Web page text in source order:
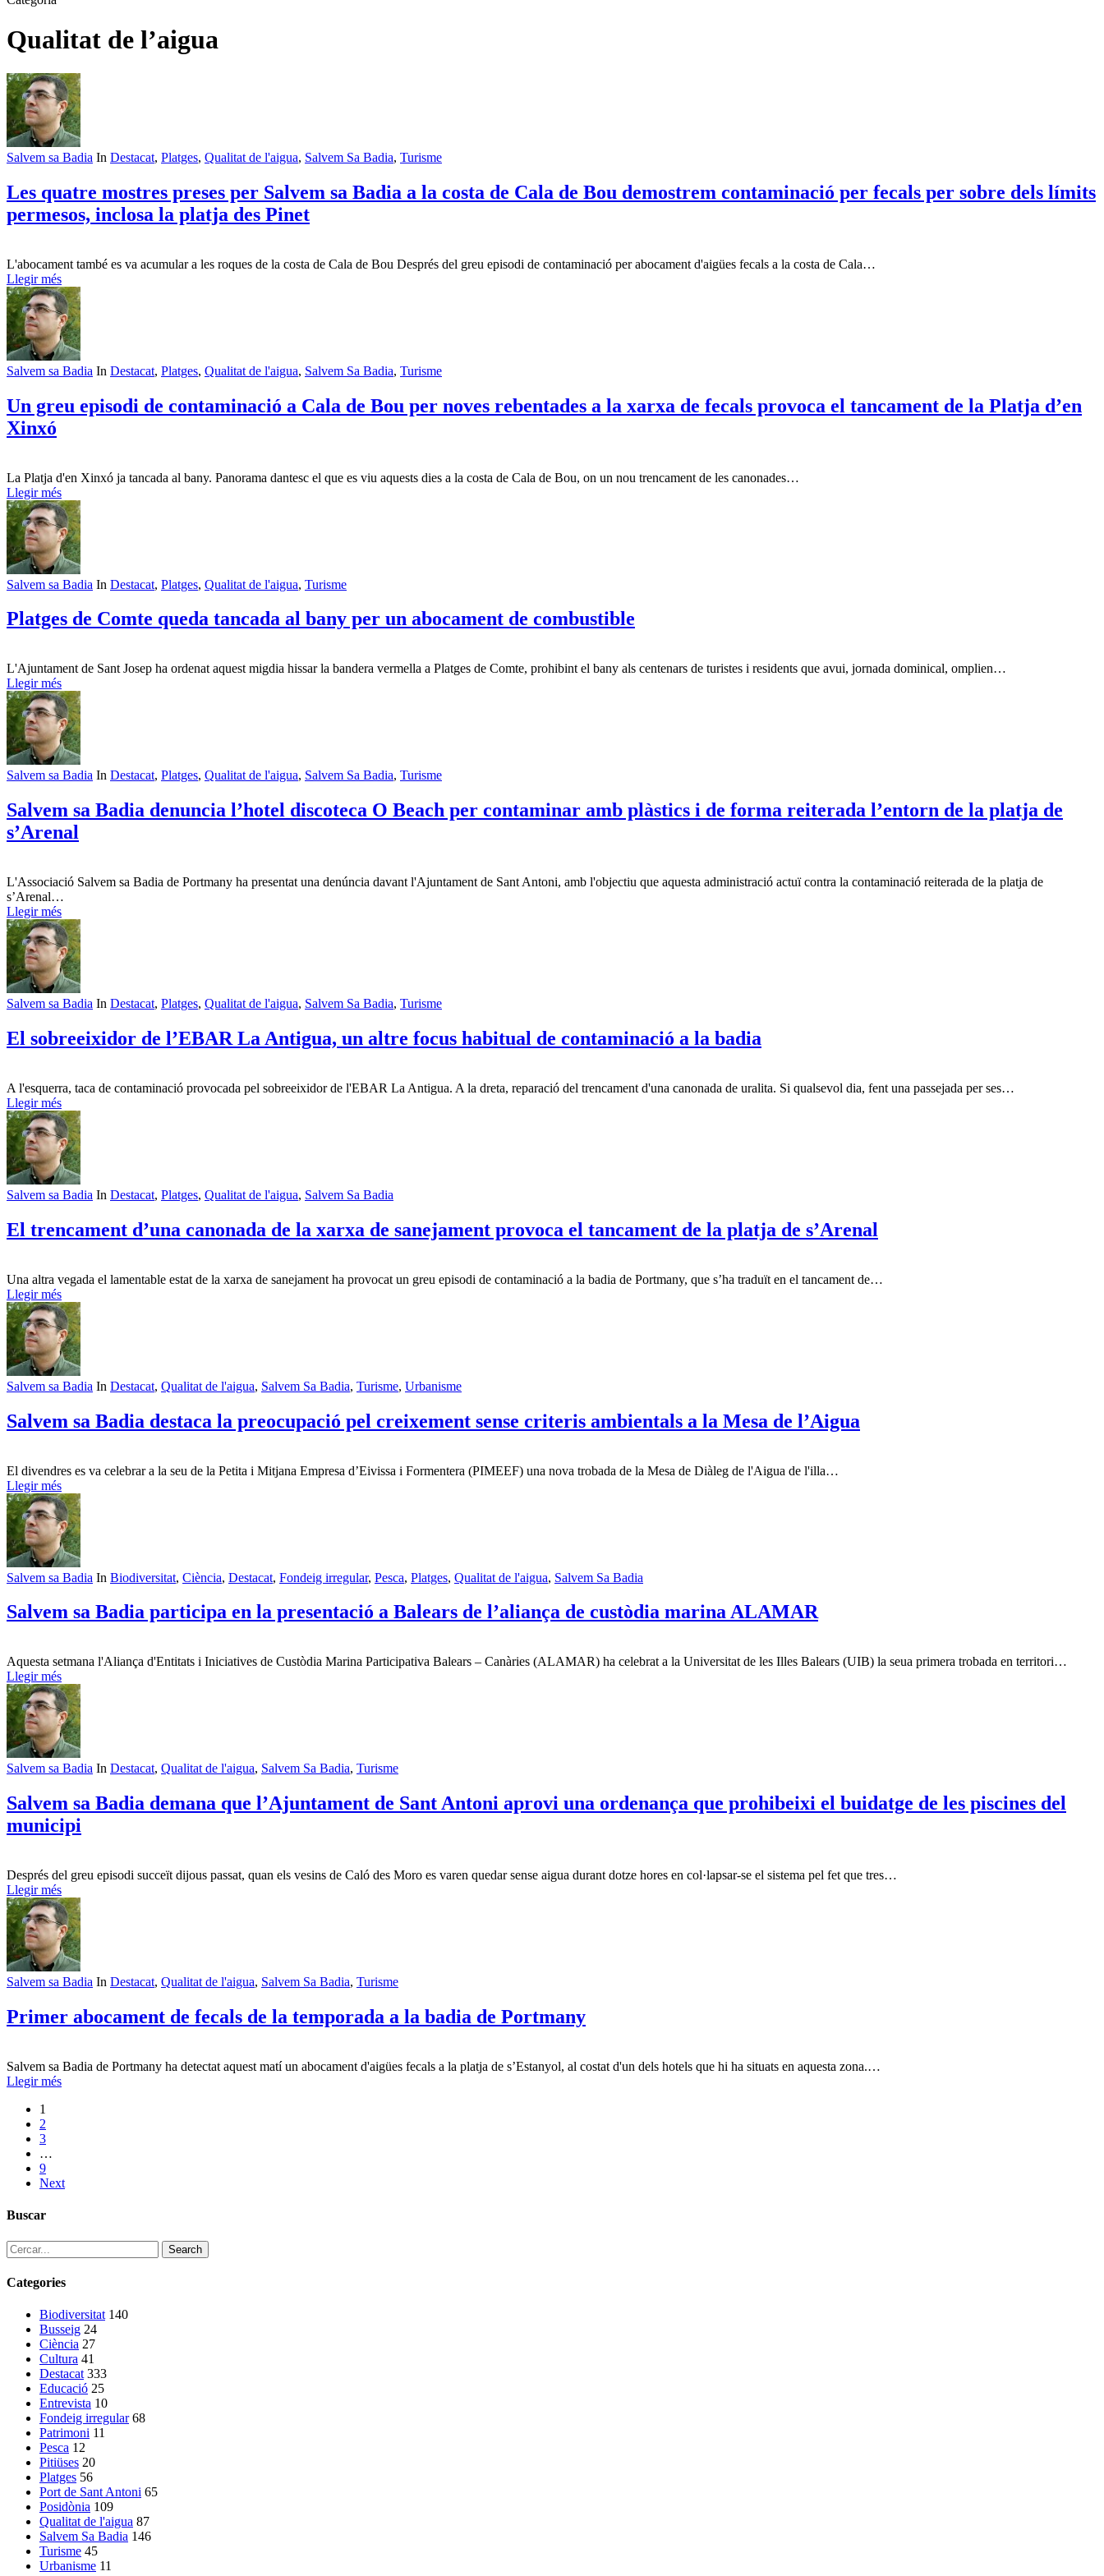
Qualitat de l’aigua
Salvem sa Badia In Destacat, Platges, Qualitat de l'aigua, Salvem Sa Badia, Turisme
Les quatre mostres preses per Salvem sa Badia a la costa de Cala de Bou demostrem contaminació per fecals per sobre dels límits
permesos, inclosa la platja des Pinet
L'abocament també es va acumular a les roques de la costa de Cala de Bou Després del greu episodi de contaminació per abocament d'aigües fecals a la costa de Cala…
Llegir més
Salvem sa Badia In Destacat, Platges, Qualitat de l'aigua, Salvem Sa Badia, Turisme
Un greu episodi de contaminació a Cala de Bou per noves rebentades a la xarxa de fecals provoca el tancament de la Platja d’en
Xinxó
La Platja d'en Xinxó ja tancada al bany. Panorama dantesc el que es viu aquests dies a la costa de Cala de Bou, on un nou trencament de les canonades…
Llegir més
Salvem sa Badia In Destacat, Platges, Qualitat de l'aigua, Turisme
Platges de Comte queda tancada al bany per un abocament de combustible
L'Ajuntament de Sant Josep ha ordenat aquest migdia hissar la bandera vermella a Platges de Comte, prohibint el bany als centenars de turistes i residents que avui, jornada dominical, omplien…
Llegir més
Salvem sa Badia In Destacat, Platges, Qualitat de l'aigua, Salvem Sa Badia, Turisme
Salvem sa Badia denuncia l’hotel discoteca O Beach per contaminar amb plàstics i de forma reiterada l’entorn de la platja de
s’Arenal
L'Associació Salvem sa Badia de Portmany ha presentat una denúncia davant l'Ajuntament de Sant Antoni, amb l'objectiu que aquesta administració actuï contra la contaminació reiterada de la platja de
s’Arenal…
Llegir més
Salvem sa Badia In Destacat, Platges, Qualitat de l'aigua, Salvem Sa Badia, Turisme
El sobreeixidor de l’EBAR La Antigua, un altre focus habitual de contaminació a la badia
A l'esquerra, taca de contaminació provocada pel sobreeixidor de l'EBAR La Antigua. A la dreta, reparació del trencament d'una canonada de uralita. Si qualsevol dia, fent una passejada per ses…
Llegir més
Salvem sa Badia In Destacat, Platges, Qualitat de l'aigua, Salvem Sa Badia
El trencament d’una canonada de la xarxa de sanejament provoca el tancament de la platja de s’Arenal
Una altra vegada el lamentable estat de la xarxa de sanejament ha provocat un greu episodi de contaminació a la badia de Portmany, que s’ha traduït en el tancament de…
Llegir més
Salvem sa Badia In Destacat, Qualitat de l'aigua, Salvem Sa Badia, Turisme, Urbanisme
Salvem sa Badia destaca la preocupació pel creixement sense criteris ambientals a la Mesa de l’Aigua
El divendres es va celebrar a la seu de la Petita i Mitjana Empresa d’Eivissa i Formentera (PIMEEF) una nova trobada de la Mesa de Diàleg de l'Aigua de l'illa…
Llegir més
Salvem sa Badia In Biodiversitat, Ciència, Destacat, Fondeig irregular, Pesca, Platges, Qualitat de l'aigua, Salvem Sa Badia
Salvem sa Badia participa en la presentació a Balears de l’aliança de custòdia marina ALAMAR
Aquesta setmana l'Aliança d'Entitats i Iniciatives de Custòdia Marina Participativa Balears – Canàries (ALAMAR) ha celebrat a la Universitat de les Illes Balears (UIB) la seua primera trobada en territori…
Llegir més
Salvem sa Badia In Destacat, Qualitat de l'aigua, Salvem Sa Badia, Turisme
Salvem sa Badia demana que l’Ajuntament de Sant Antoni aprovi una ordenança que prohibeixi el buidatge de les piscines del
municipi
Després del greu episodi succeït dijous passat, quan els vesins de Caló des Moro es varen quedar sense aigua durant dotze hores en col·lapsar-se el sistema pel fet que tres…
Llegir més
Salvem sa Badia In Destacat, Qualitat de l'aigua, Salvem Sa Badia, Turisme
Primer abocament de fecals de la temporada a la badia de Portmany
Salvem sa Badia de Portmany ha detectat aquest matí un abocament d'aigües fecals a la platja de s’Estanyol, al costat d'un dels hotels que hi ha situats en aquesta zona.…
Llegir més
1
2
3
…
9
Next
Buscar
Search
Categories
Biodiversitat 140
Busseig 24
Ciència 27
Cultura 41
Destacat 333
Educació 25
Entrevista 10
Fondeig irregular 68
Patrimoni 11
Pesca 12
Pitiüses 20
Platges 56
Port de Sant Antoni 65
Posidònia 109
Qualitat de l'aigua 87
Salvem Sa Badia 146
Turisme 45
Urbanisme 11